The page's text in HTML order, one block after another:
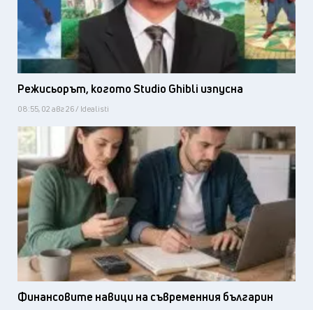
Режисьорът, когото Studio Ghibli изпусна
08:55, 02 авг 26 / Idealisti
Финансовите навици на съвременния българин